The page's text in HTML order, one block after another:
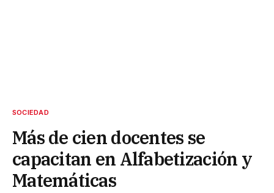
SOCIEDAD
Más de cien docentes se
capacitan en Alfabetización y
Matemáticas